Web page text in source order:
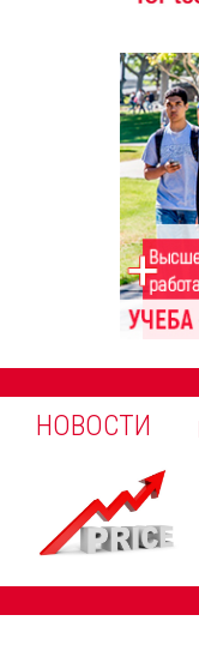
НОВОСТИ